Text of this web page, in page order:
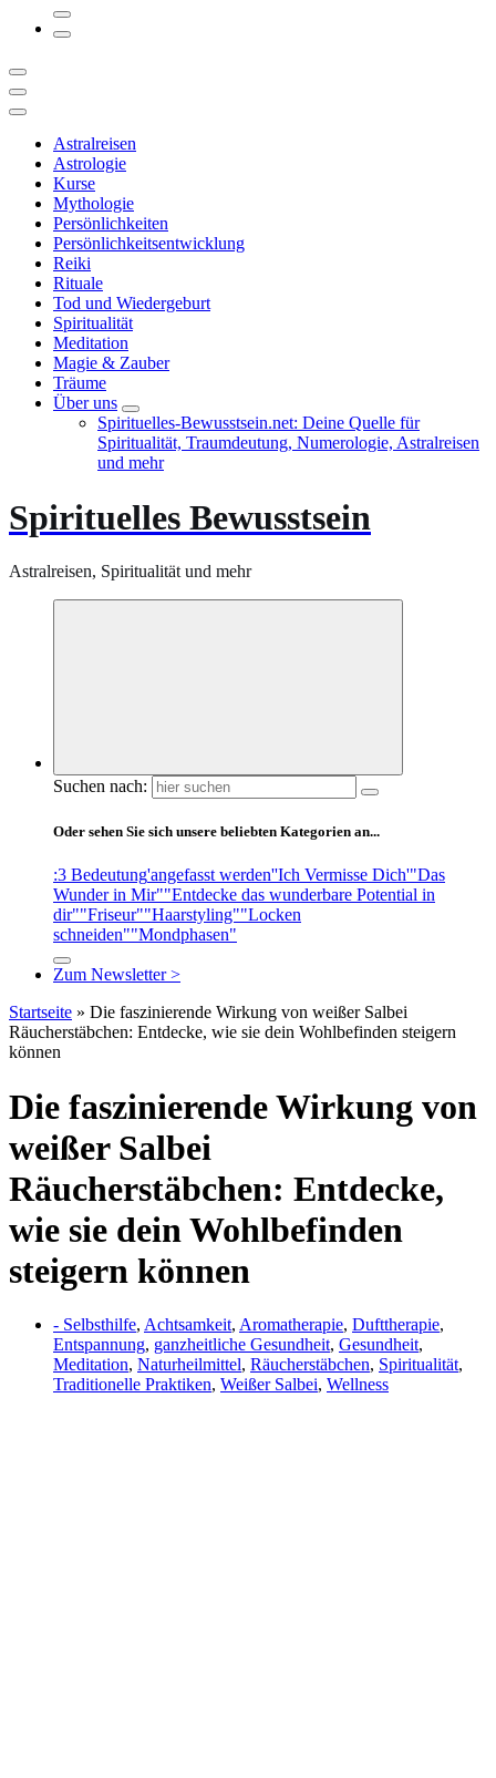
Astralreisen
Astrologie
Kurse
Mythologie
Persönlichkeiten
Persönlichkeitsentwicklung
Reiki
Rituale
Tod und Wiedergeburt
Spiritualität
Meditation
Magie & Zauber
Träume
Über uns
Spirituelles-Bewusstsein.net: Deine Quelle für
Spiritualität, Traumdeutung, Numerologie, Astralreisen
und mehr
Spirituelles Bewusstsein
Astralreisen, Spiritualität und mehr
Suchen nach:
Oder sehen Sie sich unsere beliebten Kategorien an...
:3 Bedeutung'angefasst werden''Ich Vermisse Dich'"Das
Wunder in Mir""Entdecke das wunderbare Potential in
dir""Friseur""Haarstyling""Locken
schneiden""Mondphasen"
Zum Newsletter >
Startseite » Die faszinierende Wirkung von weißer Salbei
Räucherstäbchen: Entdecke, wie sie dein Wohlbefinden steigern
können
Die faszinierende Wirkung von
weißer Salbei
Räucherstäbchen: Entdecke,
wie sie dein Wohlbefinden
steigern können
- Selbsthilfe, Achtsamkeit, Aromatherapie, Dufttherapie,
Entspannung, ganzheitliche Gesundheit, Gesundheit,
Meditation, Naturheilmittel, Räucherstäbchen, Spiritualität,
Traditionelle Praktiken, Weißer Salbei, Wellness